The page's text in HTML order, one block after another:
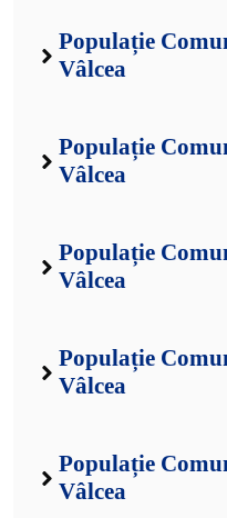
Populație
Vâlcea
Populație
Vâlcea
Populație
Vâlcea
Populație
Vâlcea
Populație
Vâlcea